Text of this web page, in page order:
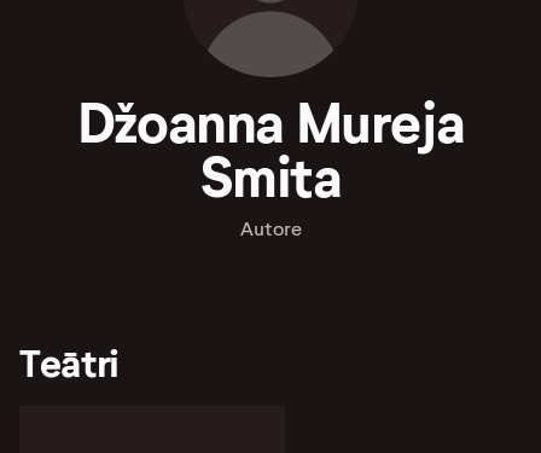
Džoanna Mureja
Smita
Autore
Teātri